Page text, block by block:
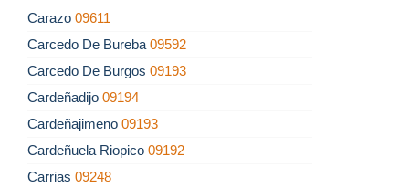
Carazo 09611
Carcedo De Bureba 09592
Carcedo De Burgos 09193
Cardeñadijo 09194
Cardeñajimeno 09193
Cardeñuela Riopico 09192
Carrias 09248